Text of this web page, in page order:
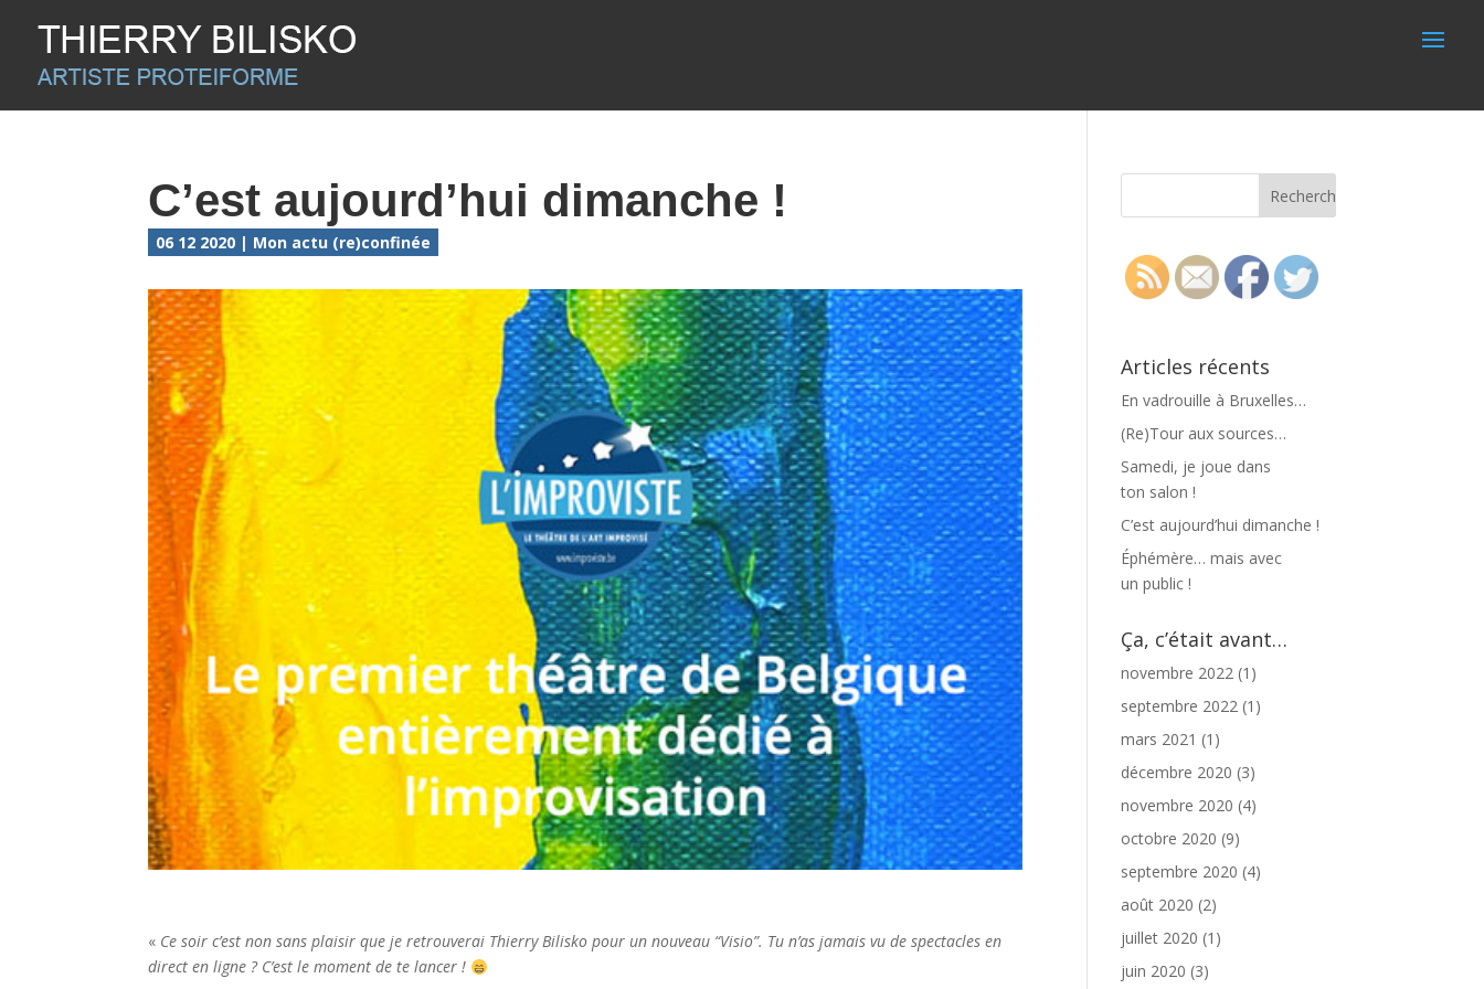
C’est aujourd’hui dimanche !
06 12 2020 | Mon actu (re)confinée
« Ce soir c’est non sans plaisir que je retrouverai Thierry Bilisko pour un nouveau “Visio”. Tu n’as jamais vu de spectacles en
direct en ligne ? C’est le moment de te lancer !
Articles récents
En vadrouille à Bruxelles…
(Re)Tour aux sources…
Samedi, je joue dans
ton salon !
C’est aujourd’hui dimanche !
Éphémère… mais avec
un public !
Ça, c’était avant…
novembre 2022 (1)
septembre 2022 (1)
mars 2021 (1)
décembre 2020 (3)
novembre 2020 (4)
octobre 2020 (9)
septembre 2020 (4)
août 2020 (2)
juillet 2020 (1)
juin 2020 (3)